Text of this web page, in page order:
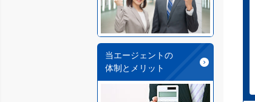
当エージェントの
体制とメリット